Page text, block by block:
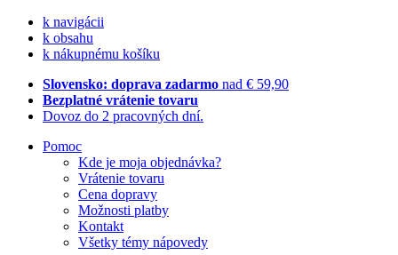
k navigácii
k obsahu
k nákupnému košíku
Slovensko: doprava zadarmo nad € 59,90
Bezplatné vrátenie tovaru
Dovoz do 2 pracovných dní.
Pomoc
Kde je moja objednávka?
Vrátenie tovaru
Cena dopravy
Možnosti platby
Kontakt
Všetky témy nápovedy